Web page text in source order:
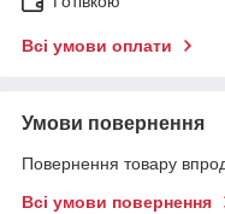
Всі умови оплати
Умови повернення
Повернення товару
Всі умови повернення